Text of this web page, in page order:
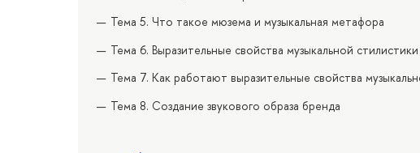
Тема 5. Что такое мюзема и музыкальная метафора
Тема 6. Выразительные свойства музыкальной
Тема 7. Как работают выразительные свойства
Тема 8. Создание звукового образа бренда